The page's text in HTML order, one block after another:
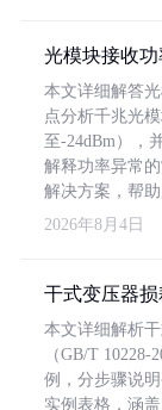
光模块接收
本文详细解答
点分析千兆光
至-24dBm），
解释功率异常
解决方案，帮
2026年8月4日
干式变压器
本文详细解析
（GB/T
例，分步骤说
实例表格，涵